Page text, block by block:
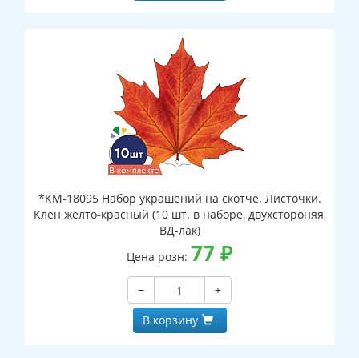
*КМ-18095 Набор украшений на скотче. Листочки.
Клен желто-красный (10 шт. в наборе, двухстороняя,
ВД-лак)
Цена розн: 77 ₽
−
+
В корзину